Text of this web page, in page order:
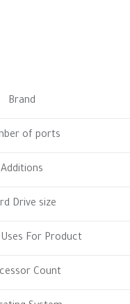
Brand
of ports
Additions
Drive size
For Product
Count